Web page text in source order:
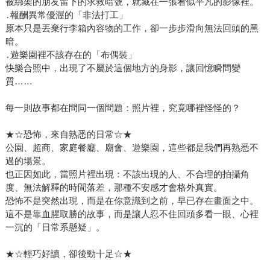
․報酬異常優渥的「非法打工」
原本只是丟棄行李箱內容物的工作，卻一步步滑向無法回頭的黑
暗。
․遊樂園裡不該存在的「布偶裝」
快樂合照中，出現了不屬於這個地方的身影，讓回憶瞬間變
質……
每一則故事都在問同一個問題：照片裡，究竟哪裡怪怪的？
★☆恐怖，來自熟悉的日常☆★
公園、超商、家庭餐廳、廟會、遊樂園，這些都是我們再熟悉不
過的場景。
也正因如此，當照片裡出現：不該出現的人、不合理的拍攝角
度、無法解釋的時間落差，那種不安感才會格外真實。
恐怖不是突然出現，而是在你意識到之前，早已存在畫面之中。
這不是靠血腥取勝的故事，而是讓人忍不住回頭多看一眼、心裡
一沉的「日常系懸疑」。
★☆輕巧好讀，卻後勁十足☆★